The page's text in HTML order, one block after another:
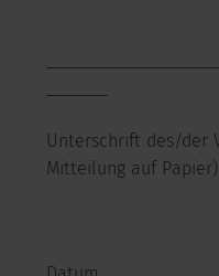
Unterschrift des/der
Mitteilung auf Papier)